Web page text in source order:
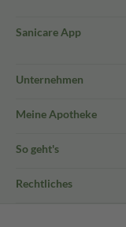
Sanicare App
Unternehmen
Meine Apotheke
So geht's
Rechtliches